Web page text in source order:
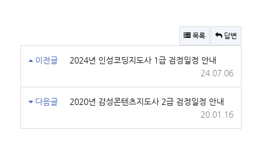
목록 답변
이전글
2024년 인성코딩지도사 1급 검정일정 안내
24.07.06
다음글
2020년 감성콘텐츠지도사 2급 검정일정 안내
20.01.16